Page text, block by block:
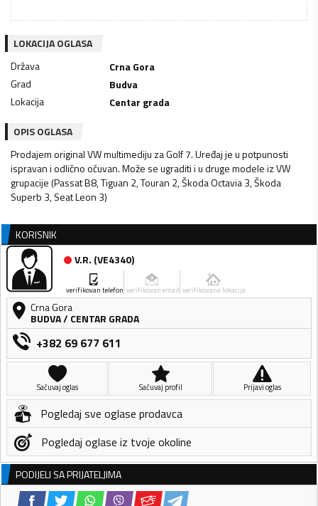
LOKACIJA OGLASA
Država
Crna Gora
Grad
Budva
Lokacija
Centar grada
OPIS OGLASA
Prodajem original VW multimediju za Golf 7. Uređaj je u potpunosti
ispravan i odlično očuvan. Može se ugraditi i u druge modele iz VW
grupacije (Passat B8, Tiguan 2, Touran 2, Škoda Octavia 3, Škoda
Superb 3, Seat Leon 3)
KORISNIK
V.R. (VE4340)
verifikovan telefon verifikovan email verifikovana lokacija
Crna Gora
BUDVA/ CENTAR GRADA
+382 69 677 611
Sačuvaj oglas Sačuvaj profil Prijavi oglas
Pogledaj sve oglase prodavca
Pogledaj oglase iz tvoje okoline
PODIJELI SA PRIJATELJIMA